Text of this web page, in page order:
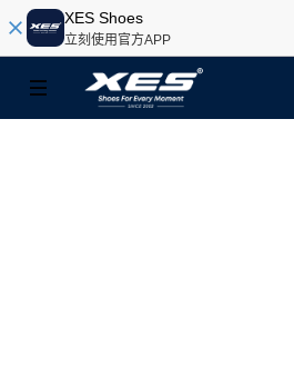
XES Shoes
立刻使用官方APP